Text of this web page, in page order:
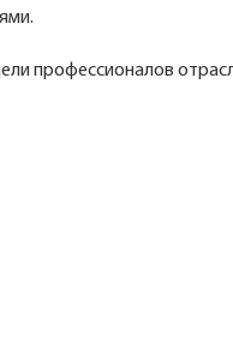
профессионалов